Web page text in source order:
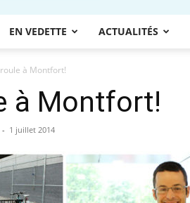
EN VEDETTE ACTUALITÉS
à Montfort!
à Montfort!
- 1 juillet 2014